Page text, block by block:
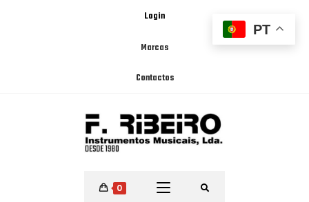
Login
Marcas
Contactos
0
PT